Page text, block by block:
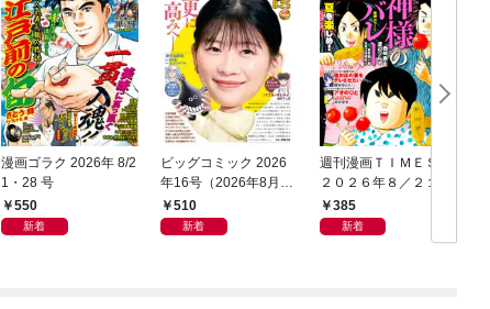
漫画ゴラク 2026年 8/2
1・28 号
550
新着
ビッグコミック 2026
年16号（2026年8月7
日発売）
510
新着
週刊漫画ＴＩＭＥＳ
２０２６年８／２１・
２８合併号
385
新着